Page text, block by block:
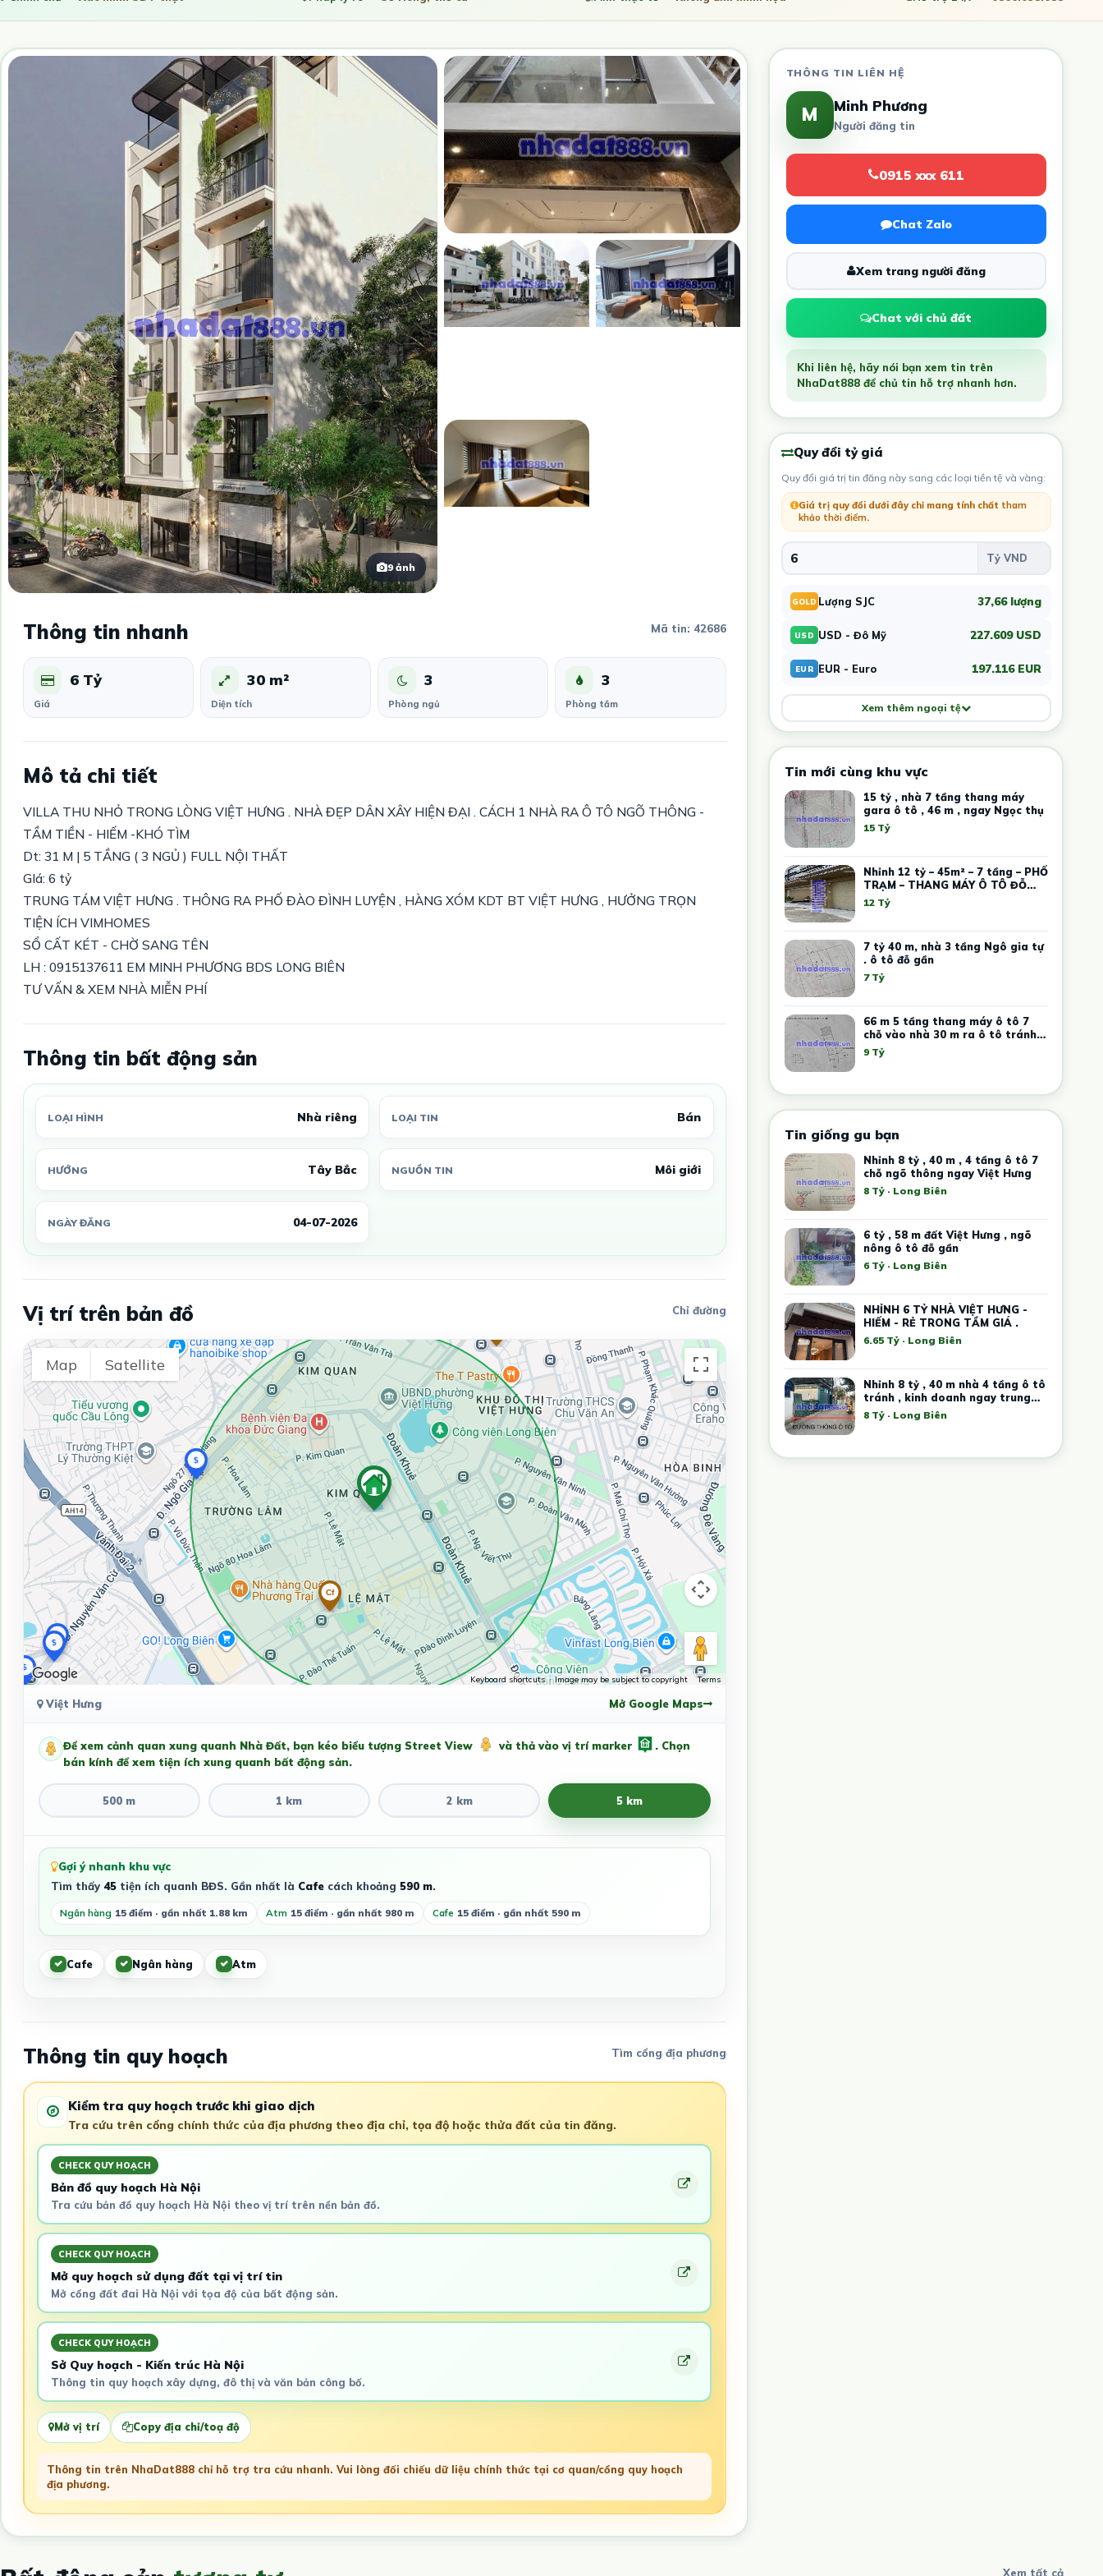
9 ảnh
Thông tin nhanh Mã tin: 42686
6 Tỷ
Giá
30 m²
Diện tích
3
Phòng ngủ
3
Phòng tắm
Mô tả chi tiết
VILLA THU NHỎ TRONG LÒNG VIỆT HƯNG . NHÀ ĐẸP DÂN XÂY HIỆN ĐẠI . CÁCH 1 NHÀ RA Ô TÔ NGÕ THÔNG -
TẦM TIỀN - HIẾM -KHÓ TÌM
Dt: 31 M | 5 TẦNG ( 3 NGỦ ) FULL NỘI THẤT
GIá: 6 tỷ
TRUNG TÁM VIỆT HƯNG . THÔNG RA PHỐ ĐÀO ĐÌNH LUYỆN , HÀNG XÓM KDT BT VIỆT HƯNG , HƯỞNG TRỌN
TIỆN ÍCH VIMHOMES
SỔ CẤT KÉT - CHỜ SANG TÊN
LH : 0915137611 EM MINH PHƯƠNG BDS LONG BIÊN
TƯ VẤN & XEM NHÀ MIỄN PHÍ
Thông tin bất động sản
LOẠI HÌNH Nhà riêng LOẠI TIN Bán
HƯỚNG Tây Bắc NGUỒN TIN Môi giới
NGÀY ĐĂNG 04-07-2026
Vị trí trên bản đồ Chỉ đường
Map Satellite
Keyboard shortcuts Image may be subject to copyright Terms
Việt Hưng Mở Google Maps
Để xem cảnh quan xung quanh Nhà Đất, bạn kéo biểu tượng Street View và thả vào vị trí marker
. Chọn
bán kính để xem tiện ích xung quanh bất động sản.
500 m 1 km 2 km 5 km
Gợi ý nhanh khu vực
Tìm thấy 45tiện ích quanh BĐS. Gần nhất là Cafecách khoảng 590 m.
Ngân hàng 15 điểm · gần nhất 1.88 km Atm 15 điểm · gần nhất 980 m Cafe 15 điểm · gần nhất 590 m
Cafe Ngân hàng Atm
Thông tin quy hoạch Tìm cổng địa phương
Kiểm tra quy hoạch trước khi giao dịch
Tra cứu trên cổng chính thức của địa phương theo địa chỉ, tọa độ hoặc thửa đất của tin đăng.
CHECK QUY HOẠCH
Bản đồ quy hoạch Hà Nội
Tra cứu bản đồ quy hoạch Hà Nội theo vị trí trên nền bản đồ.
CHECK QUY HOẠCH
Mở quy hoạch sử dụng đất tại vị trí tin
Mở cổng đất đai Hà Nội với tọa độ của bất động sản.
CHECK QUY HOẠCH
Sở Quy hoạch - Kiến trúc Hà Nội
Thông tin quy hoạch xây dựng, đô thị và văn bản công bố.
Mở vị trí Copy địa chỉ/toạ độ
Thông tin trên NhaDat888 chỉ hỗ trợ tra cứu nhanh. Vui lòng đối chiếu dữ liệu chính thức tại cơ quan/cổng quy hoạch
địa phương.
THÔNG TIN LIÊN HỆ
M Minh Phương
Người đăng tin
0915 xxx 611
Chat Zalo
Xem trang người đăng
Chat với chủ đất
Khi liên hệ, hãy nói bạn xem tin trên
NhaDat888 để chủ tin hỗ trợ nhanh hơn.
Quy đổi tỷ giá
Quy đổi giá trị tin đăng này sang các loại tiền tệ và vàng:
Giá trị quy đổi dưới đây chỉ mang tính chất tham
khảo thời điểm.
GOLD Lượng SJC 37,66 lượng
USD USD - Đô Mỹ 227.609 USD
EUR EUR - Euro 197.116 EUR
Xem thêm ngoại tệ
Tin mới cùng khu vực
15 tỷ , nhà 7 tầng thang máy
gara ô tô , 46 m , ngay Ngọc thụ
15 Tỷ
Nhỉnh 12 tỷ – 45m² – 7 tầng – PHỐ
TRẠM – THANG MÁY Ô TÔ ĐỖ
GẦN
12 Tỷ
7 tỷ 40 m, nhà 3 tầng Ngô gia tự
. ô tô đỗ gần
7 Tỷ
66 m 5 tầng thang máy ô tô 7
chỗ vào nhà 30 m ra ô tô tránh
nhỉnh 9 tỷ
9 Tỷ
Tin giống gu bạn
Nhỉnh 8 tỷ , 40 m , 4 tầng ô tô 7
chỗ ngõ thông ngay Việt Hưng
8 Tỷ · Long Biên
6 tỷ , 58 m đất Việt Hưng , ngõ
nông ô tô đỗ gần
6 Tỷ · Long Biên
NHỈNH 6 TỶ NHÀ VIỆT HƯNG -
HIẾM - RẺ TRONG TẦM GIÁ .
6.65 Tỷ · Long Biên
Nhỉnh 8 tỷ , 40 m nhà 4 tầng ô tô
tránh , kinh doanh ngay trung
tâm Việt Hưng
8 Tỷ · Long Biên
Xem tất cả